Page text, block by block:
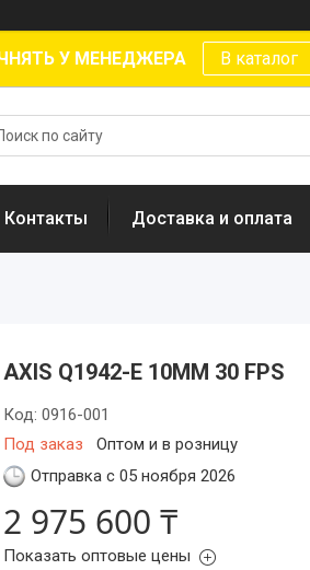
У МЕНЕДЖЕРА В каталог
Контакты Доставка и оплата
AXIS Q1942-E 10MM 30 FPS
Под заказ Оптом и в розницу
Код: 0916-001
Отправка с 05 ноября 2026
2 975 600 ₸
Показать оптовые цены